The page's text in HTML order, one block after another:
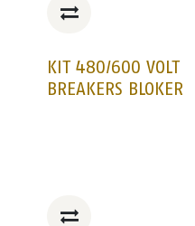
KIT 480/600 VOLT
BREAKERS BLOKER